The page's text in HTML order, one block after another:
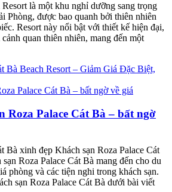
là một khu nghỉ dưỡng sang trọng
Phòng, được bao quanh bởi thiên nhiên
Resort này nổi bật với thiết kế hiện đại,
quan thiên nhiên, mang đến một
Roza Palace Cát Bà – bất ngờ
Bà xinh đẹp Khách sạn Roza Palace Cát
Roza Palace Cát Bà mang đến cho du
phòng và các tiện nghi trong khách sạn.
sạn Roza Palace Cát Bà dưới bài viết